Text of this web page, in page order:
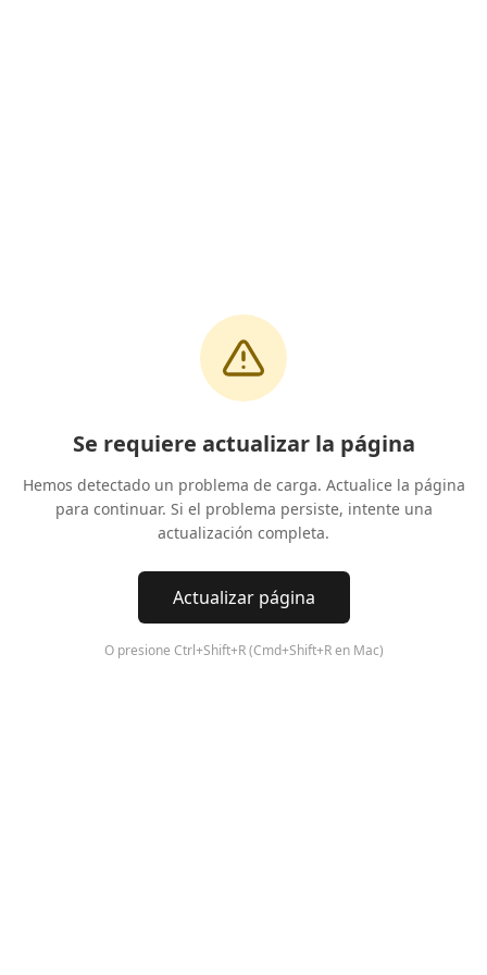
Se requiere actualizar la página
Hemos detectado un problema de carga. Actualice la página
para continuar. Si el problema persiste, intente una
actualización completa.
Actualizar página
O presione Ctrl+Shift+R (Cmd+Shift+R en Mac)